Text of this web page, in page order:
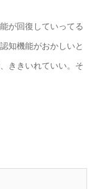
が回復していってる
知機能がおかしいと
ききいれていい。そ